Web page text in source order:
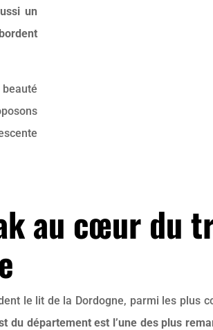
un
au cœur du
le lit de la Dordogne, parmi les plus
du département est l’une des plus